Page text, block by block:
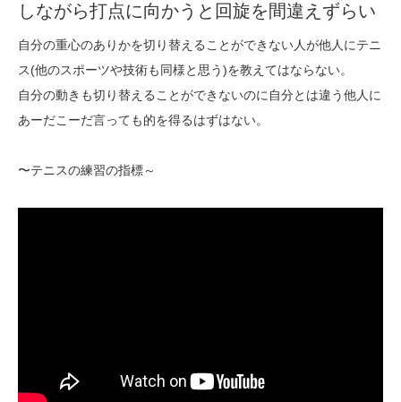
しながら打点に向かうと回旋を間違えずらい
自分の重心のありかを切り替えることができない人が他人にテニ
ス(他のスポーツや技術も同様と思う)を教えてはならない。
自分の動きも切り替えることができないのに自分とは違う他人に
あーだこーだ言っても的を得るはずはない。
〜テニスの練習の指標～